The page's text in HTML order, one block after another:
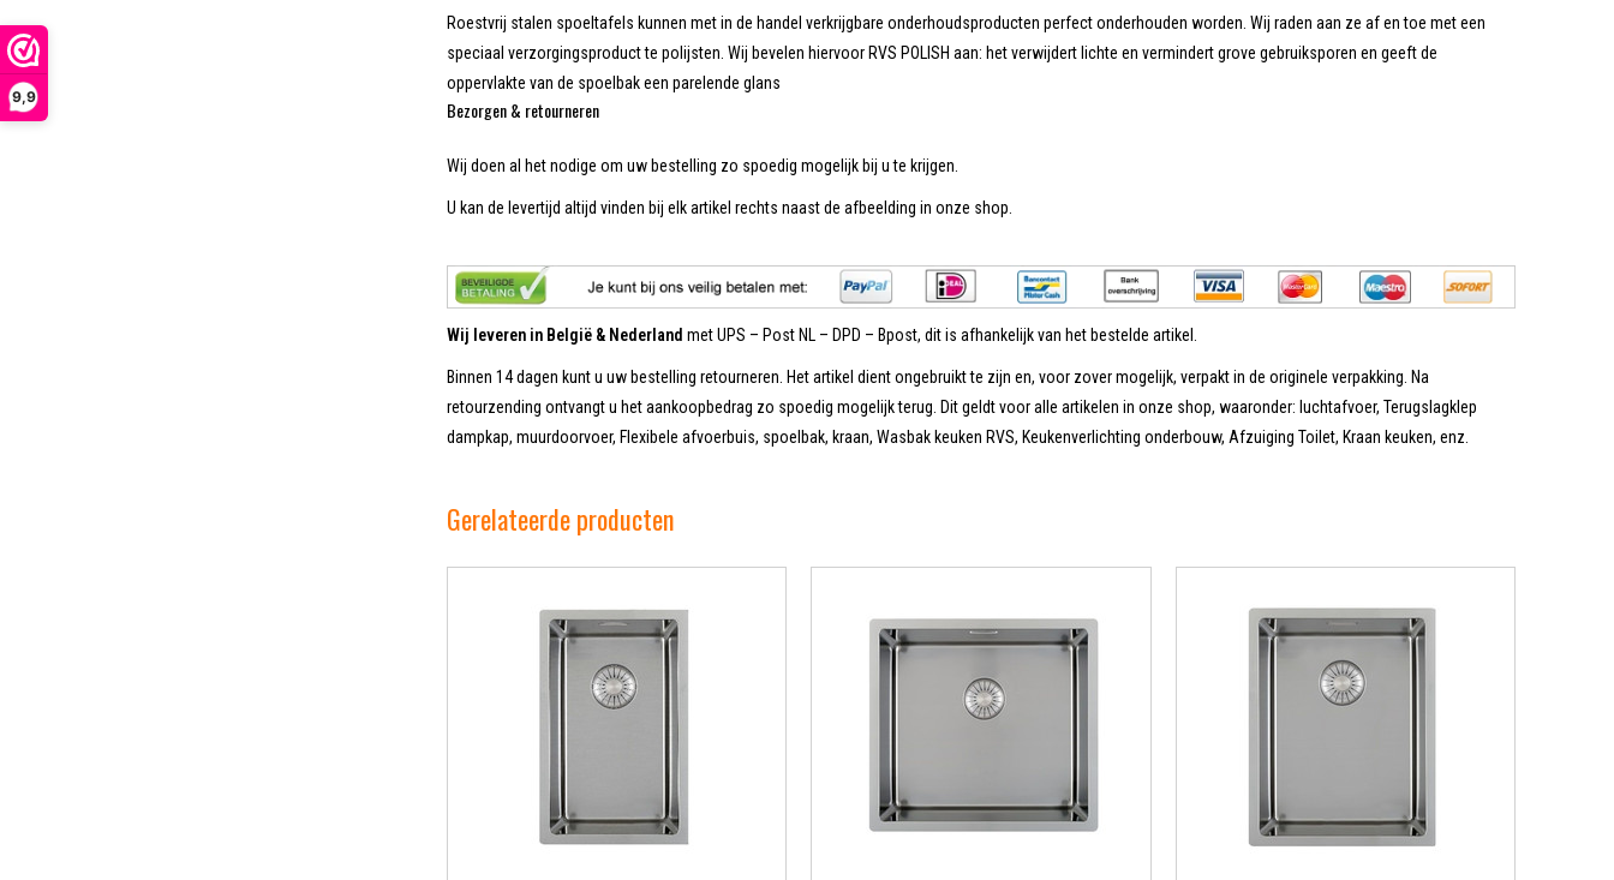
9,9
Roestvrij stalen spoeltafels kunnen met in de handel verkrijgbare onderhoudsproducten perfect onderhouden worden. Wij raden aan ze af en toe met een
speciaal verzorgingsproduct te polijsten. Wij bevelen hiervoor RVS POLISH aan: het verwijdert lichte en vermindert grove gebruiksporen en geeft de
oppervlakte van de spoelbak een parelende glans
Bezorgen & retourneren
Wij doen al het nodige om uw bestelling zo spoedig mogelijk bij u te krijgen.
U kan de levertijd altijd vinden bij elk artikel rechts naast de afbeelding in onze shop.
Wij leveren in België & Nederland met UPS – Post NL – DPD – Bpost, dit is afhankelijk van het bestelde artikel.
Binnen 14 dagen kunt u uw bestelling retourneren. Het artikel dient ongebruikt te zijn en, voor zover mogelijk, verpakt in de originele verpakking. Na
retourzending ontvangt u het aankoopbedrag zo spoedig mogelijk terug. Dit geldt voor alle artikelen in onze shop, waaronder: luchtafvoer, Terugslagklep
dampkap, muurdoorvoer, Flexibele afvoerbuis, spoelbak, kraan, Wasbak keuken RVS, Keukenverlichting onderbouw, Afzuiging Toilet, Kraan keuken, enz.
Gerelateerde producten